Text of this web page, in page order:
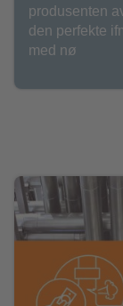
produsenten
den perfekte
med nø